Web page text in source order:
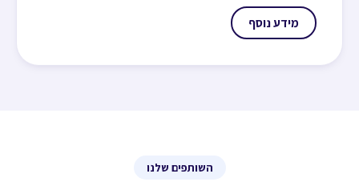
מידע נוסף
השותפים שלנו